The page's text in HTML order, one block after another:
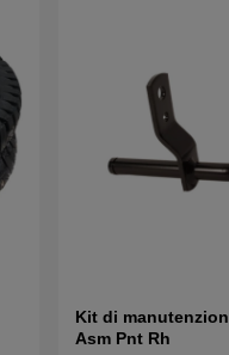
Kit di
Asm Pnt Rh